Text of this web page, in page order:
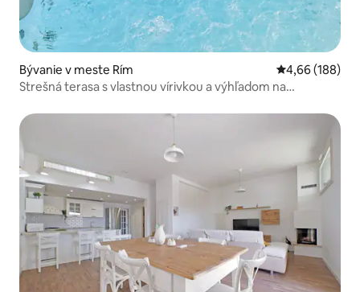
Bývanie v meste Rím Priemerné
4,66 (188)
Strešná terasa s vlastnou vírivkou a výhľadom na